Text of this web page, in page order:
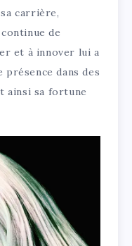
carrière,
de
et à innover lui a
dans des
ainsi sa fortune